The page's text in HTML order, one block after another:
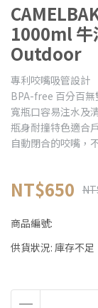
1000ml 牛
Outdoor
專利咬嘴吸管設計
BPA-free 百分百
寬瓶口容易注水及
瓶身耐撞特色適合
自動閉合的咬嘴，
NT$650
商品編號:
供貨狀況: 庫存不足